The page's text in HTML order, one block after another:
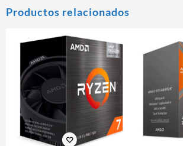
Productos relacionados